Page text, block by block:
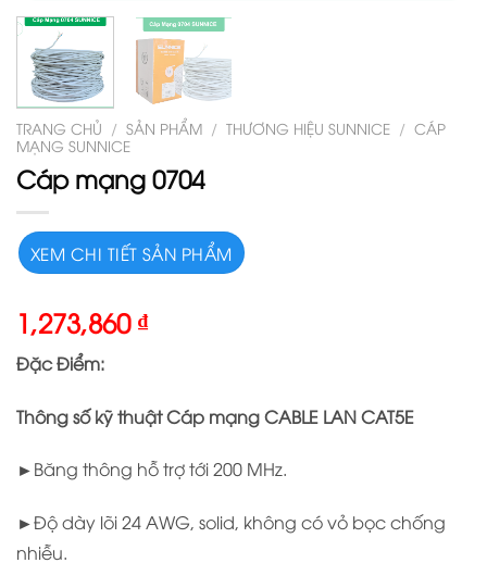
TRANG CHỦ / SẢN PHẨM / THƯƠNG HIỆU SUNNICE / CÁP
MẠNG SUNNICE
Cáp mạng 0704
XEM CHI TIẾT SẢN PHẨM
1,273,860 ₫
Đặc Điểm:
Thông số kỹ thuật Cáp mạng CABLE LAN CAT5E
►Băng thông hỗ trợ tới 200 MHz.
►Độ dày lõi 24 AWG, solid, không có vỏ bọc chống
nhiễu.